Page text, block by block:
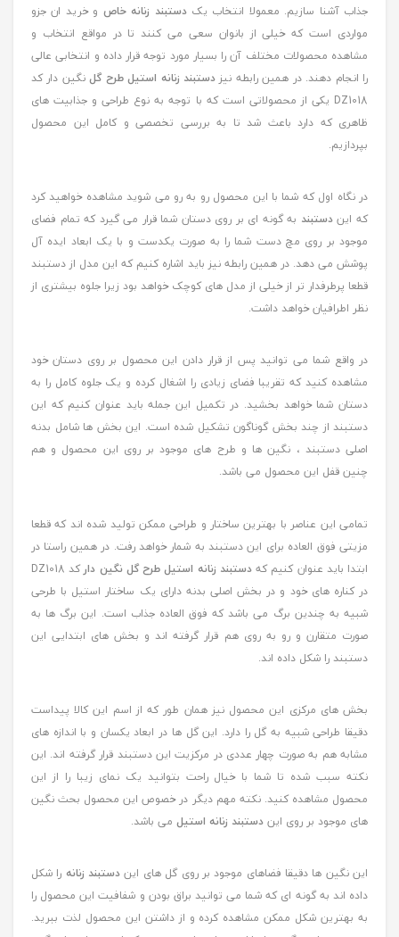
جذاب آشنا سازیم. معمولا انتخاب یکدستبند زنانه خاص و خرید ان جزو
مواردی است که خیلی از بانوان سعی می کنند تا در مواقع انتخاب و
مشاهده محصولات مختلف آن را بسیار مورد توجه قرار داده و انتخابی عالی
را انجام دهند. در همین رابطه نیز دستبند زنانه استیل طرح گلنگین دار کد
DZ1018 یکی از محصولاتی است که با توجه به نوع طراحی و جذابیت های
ظاهری که دارد باعث شد تا به بررسی تخصصی و کامل این محصول
بپردازیم.
در نگاه اول که شما با این محصول رو به رو می شوید مشاهده خواهید کرد
که ایندستبند به گونه ای بر روی دستان شما قرار می گیرد که تمام فضای
موجود بر روی مچ دست شما را به صورت یکدست و با یک ابعاد ایده آل
پوشش می دهد. در همین رابطه نیز باید اشاره کنیم که این مدل از دستبند
قطعا پرطرفدار تر از خیلی از مدل های کوچک خواهد بود زیرا جلوه بیشتری از
نظر اطرافیان خواهد داشت.
در واقع شما می توانید پس از قرار دادن این محصول بر روی دستان خود
مشاهده کنید که تقریبا فضای زیادی را اشغال کرده و یک جلوه کامل را به
دستان شما خواهد بخشید. در تکمیل این جمله باید عنوان کنیم که این
دستبند از چند بخش گوناگون تشکیل شده است. این بخش ها شامل بدنه
اصلی دستبند ، نگین ها و طرح های موجود بر روی این محصول و هم
چنین قفل این محصول می باشد.
تمامی این عناصر با بهترین ساختار و طراحی ممکن تولید شده اند که قطعا
مزیتی فوق العاده برای این دستبند به شمار خواهد رفت. در همین راستا در
ابتدا باید عنوان کنیم کهدستبند زنانه استیل طرح گل نگین دار
کد DZ1018
در کناره های خود و در بخش اصلی بدنه دارای یک ساختار استیل با طرحی
شبیه به چندین برگ می باشد که فوق العاده جذاب است. این برگ ها به
صورت متقارن و رو به روی هم قرار گرفته اند و بخش های ابتدایی این
دستبند را شکل داده اند.
بخش های مرکزی این محصول نیز همان طور که از اسم این کالا پیداست
دقیقا طراحی شبیه به گل را دارد. این گل ها در ابعاد یکسان و با اندازه های
مشابه هم به صورت چهار عددی در مرکزیت این دستبند قرار گرفته اند. این
نکته سبب شده تا شما با خیال راحت بتوانید یک نمای زیبا را از این
محصول مشاهده کنید. نکته مهم دیگر در خصوص این محصول بحث نگین
های موجود بر روی ایندستبند زنانه استیل می باشد.
این نگین ها دقیقا فضاهای موجود بر روی گل های ایندستبند زنانه را شکل
داده اند به گونه ای که شما می توانید براق بودن و شفافیت این محصول را
به بهترین شکل ممکن مشاهده کرده و از داشتن این محصول لذت ببرید.